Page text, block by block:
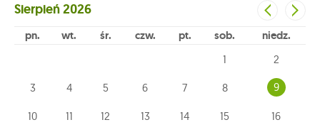
Sierpień2026
pn wt śr czw pt sob niedz
1 2
3 4 5 6 7 8 9
10 11 12 13 14 15 16